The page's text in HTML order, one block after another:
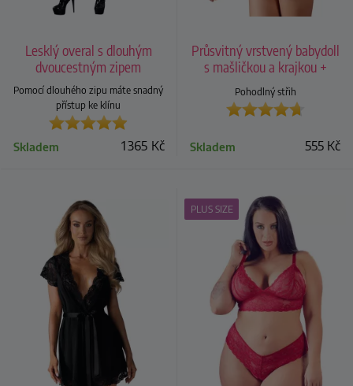
Lesklý overal s dlouhým
dvoucestným zipem
Pomocí dlouhého zipu máte snadný
přístup ke klínu
1 365 Kč
Skladem
Průsvitný vrstvený babydoll
s mašličkou a krajkou +
tanga
Pohodlný střih
555 Kč
Skladem
PLUS SIZE